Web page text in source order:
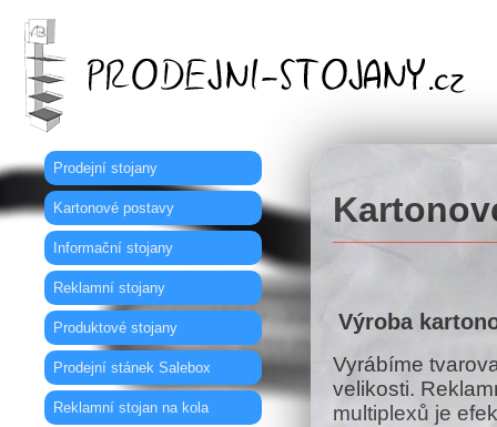
Prodejní stojany
Kartonové postavy
Informační stojany
Reklamní stojany
Produktové stojany
Prodejní stánek Salebox
Reklamní stojan na kola
Výroba
Vyrábíme
velikosti.
multiplexů je